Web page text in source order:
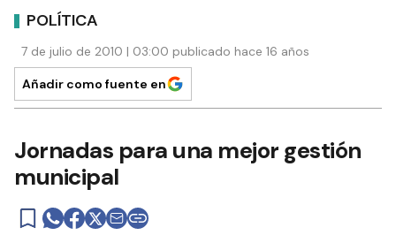
POLÍTICA
7 de julio de 2010 | 03:00 publicado hace 16 años
Añadir como fuente en
Jornadas para una mejor gestión
municipal